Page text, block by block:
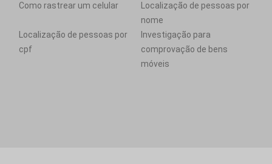
Como rastrear um celular
Localização de pessoas por
nome
Localização de pessoas por
cpf
Investigação para
comprovação de bens
móveis